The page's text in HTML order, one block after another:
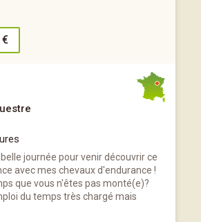
€
journée pour venir découvrir ce
avec mes chevaux d'endurance !
que vous n'êtes pas monté(e)?
du temps très chargé mais